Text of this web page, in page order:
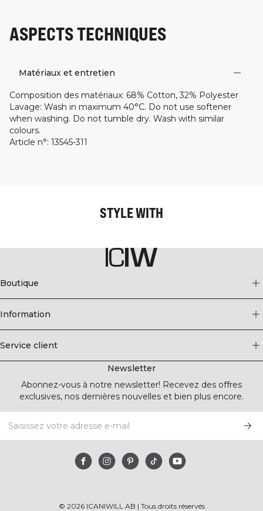
ASPECTS TECHNIQUES
Matériaux et entretien
Composition des matériaux: 68% Cotton, 32% Polyester
Lavage: Wash in maximum 40°C. Do not use softener
when washing. Do not tumble dry. Wash with similar
colours.
Article n°: 13545-311
STYLE WITH
Boutique
Information
Service client
Newsletter
Abonnez-vous à notre newsletter! Recevez des offres
exclusives, nos dernières nouvelles et bien plus encore.
© 2026ICANIWILL AB | Tous droits réservés